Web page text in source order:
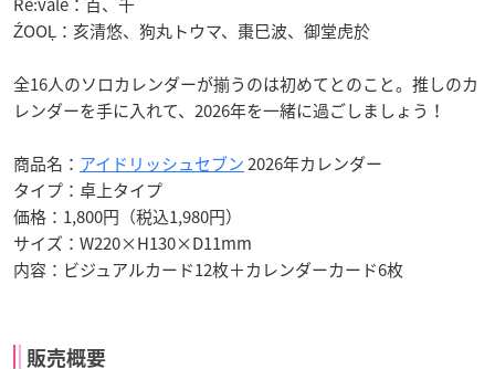
ŹOOĻ：亥清悠、狗丸トウマ、棗巳波、御堂虎於
全16人のソロカレンダーが揃うのは初めてとのこと。推しのカ
レンダーを手に入れて、2026年を一緒に過ごしましょう！
商品名： アイドリッシュセブン2026年カレンダー
タイプ：卓上タイプ
価格：1,800円（税込1,980円）
サイズ：W220×H130×D11mm
内容：ビジュアルカード12枚＋カレンダーカード6枚
販売概要